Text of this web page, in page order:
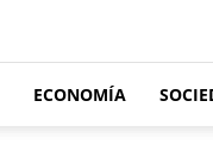
ECONOMÍA